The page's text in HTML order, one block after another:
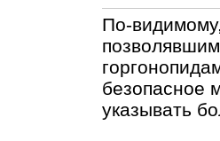
По-
безопасное
указывать